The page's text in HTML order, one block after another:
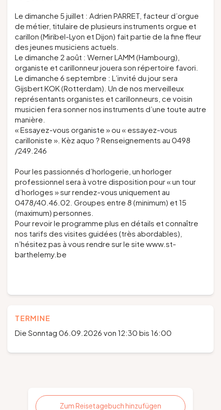
Le dimanche 5 juillet : Adrien PARRET, facteur d’orgue
de métier, titulaire de plusieurs instruments orgue et
carillon (Miribel-Lyon et Dijon) fait partie de la fine fleur
des jeunes musiciens actuels.
Le dimanche 2 août : Werner LAMM (Hambourg),
organiste et carillonneur jouera son répertoire favori.
Le dimanche 6 septembre : L’invité du jour sera
Gijsbert KOK (Rotterdam). Un de nos merveilleux
représentants organistes et carillonneurs, ce voisin
musicien fera sonner nos instruments d’une toute autre
manière.
« Essayez-vous organiste » ou « essayez-vous
carilloniste ». Kèz aquo ? Renseignements au 0498
/249.246
Pour les passionnés d’horlogerie, un horloger
professionnel sera à votre disposition pour « un tour
d’horloges » sur rendez-vous uniquement au
0478/40.46.02. Groupes entre 8 (minimum) et 15
(maximum) personnes.
Pour revoir le programme plus en détails et connaître
nos tarifs des visites guidées (très abordables),
n’hésitez pas à vous rendre sur le site www.st-
barthelemy.be
TERMINE
Die Sonntag 06.09.2026 von 12:30 bis 16:00
Zum Reisetagebuch hinzufügen